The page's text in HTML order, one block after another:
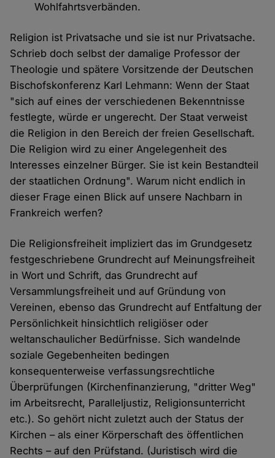
Wohlfahrtsverbänden.
Religion ist Privatsache und sie ist nur Privatsache.
Schrieb doch selbst der damalige Professor der
Theologie und spätere Vorsitzende der Deutschen
Bischofskonferenz Karl Lehmann: Wenn der Staat
"sich auf eines der verschiedenen Bekenntnisse
festlegte, würde er ungerecht. Der Staat verweist
die Religion in den Bereich der freien Gesellschaft.
Die Religion wird zu einer Angelegenheit des
Interesses einzelner Bürger. Sie ist kein Bestandteil
der staatlichen Ordnung". Warum nicht endlich in
dieser Frage einen Blick auf unsere Nachbarn in
Frankreich werfen?
Die Religionsfreiheit impliziert das im Grundgesetz
festgeschriebene Grundrecht auf Meinungsfreiheit
in Wort und Schrift, das Grundrecht auf
Versammlungsfreiheit und auf Gründung von
Vereinen, ebenso das Grundrecht auf Entfaltung der
Persönlichkeit hinsichtlich religiöser oder
weltanschaulicher Bedürfnisse. Sich wandelnde
soziale Gegebenheiten bedingen
konsequenterweise verfassungsrechtliche
Überprüfungen (Kirchenfinanzierung, "dritter Weg"
im Arbeitsrecht, Paralleljustiz, Religionsunterricht
etc.). So gehört nicht zuletzt auch der Status der
Kirchen – als einer Körperschaft des öffentlichen
Rechts – auf den Prüfstand. (Juristisch wird die